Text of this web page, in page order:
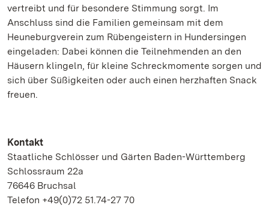
vertreibt und für besondere Stimmung sorgt. Im
Anschluss sind die Familien gemeinsam mit dem
Heuneburgverein zum Rübengeistern in Hundersingen
eingeladen: Dabei können die Teilnehmenden an den
Häusern klingeln, für kleine Schreckmomente sorgen und
sich über Süßigkeiten oder auch einen herzhaften Snack
freuen.
Kontakt
Staatliche Schlösser und Gärten Baden-Württemberg
Schlossraum 22a
76646 Bruchsal
Telefon +49(0)72 51.74-27 70